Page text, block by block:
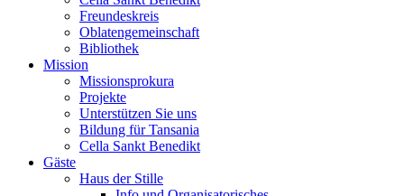
Freundeskreis
Oblatengemeinschaft
Bibliothek
Mission
Missionsprokura
Projekte
Unterstützen Sie uns
Bildung für Tansania
Cella Sankt Benedikt
Gäste
Haus der Stille